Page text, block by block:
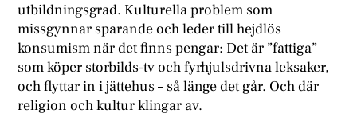
utbildningsgrad. Kulturella problem som
missgynnar sparande och leder till hejdlös
konsumism när det finns pengar: Det är ”fattiga”
som köper storbilds-tv och fyrhjulsdrivna leksaker,
och flyttar in i jättehus – så länge det går. Och där
religion och kultur klingar av.